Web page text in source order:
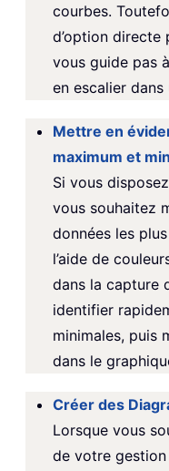
courbes.
d’option directe
vous guide pas
en escalier dans
Mettre en
maximum et
Si vous
vous souhaitez
données les
l’aide de
dans la capture
identifier
minimales, puis
dans le
Créer des
Lorsque vous
de votre